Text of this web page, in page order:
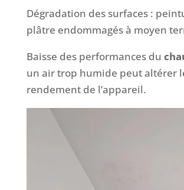
Dégradation des surfaces :
plâtre endommagés à moyen
Baisse des performances du
un air trop humide peut altérer
rendement de l’appareil.